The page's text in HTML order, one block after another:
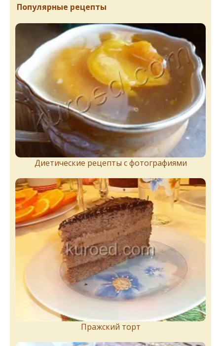
Популярные рецепты
Диетические рецепты с фотографиями
Пражский торт